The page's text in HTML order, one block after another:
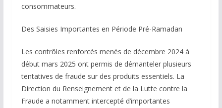
consommateurs.
Des Saisies Importantes en Période Pré-Ramadan
Les contrôles renforcés menés de décembre 2024 à
début mars 2025 ont permis de démanteler plusieurs
tentatives de fraude sur des produits essentiels. La
Direction du Renseignement et de la Lutte contre la
Fraude a notamment intercepté d’importantes